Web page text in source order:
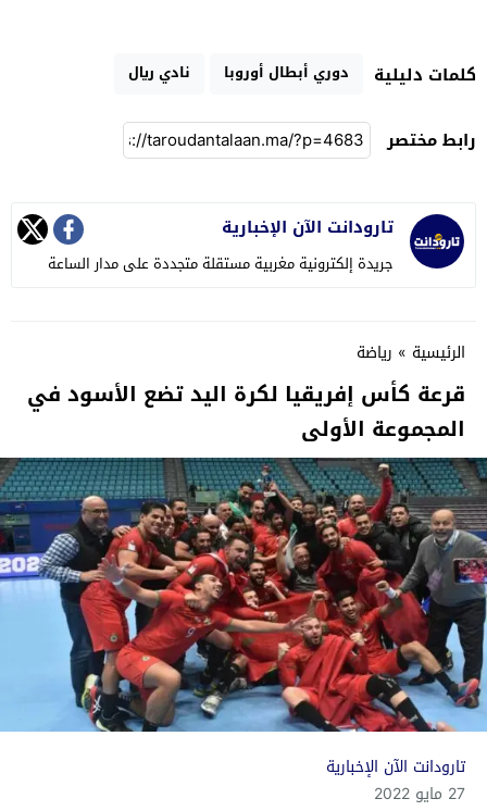
كلمات دليلية دوري أبطال أوروبا نادي ريال
رابط مختصر
تارودانت الآن الإخبارية
جريدة إلكترونية مغربية مستقلة متجددة على مدار الساعة
الرئيسية » رياضة
قرعة كأس إفريقيا لكرة اليد تضع الأسود في
المجموعة الأولى
تارودانت الآن الإخبارية
27 مايو 2022